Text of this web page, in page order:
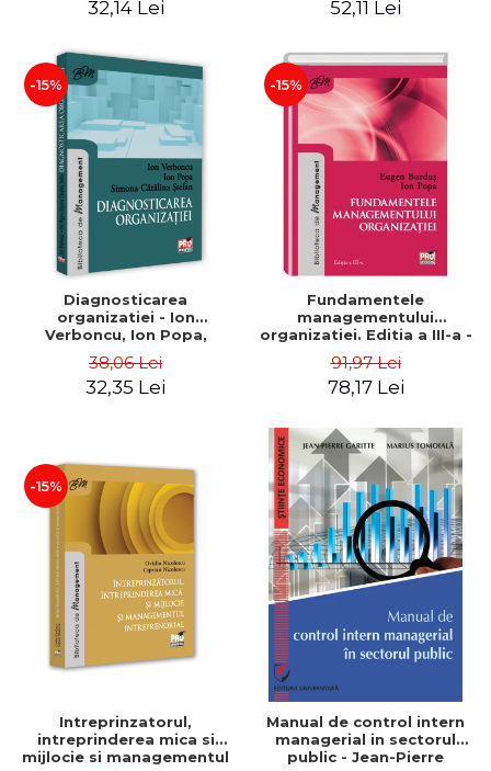
32,14 Lei 52,11 Lei
-15%
Diagnosticarea
organizatiei - Ion
Verboncu, Ion Popa,
38,06 Lei
32,35 Lei
-15%
Fundamentele
managementului
organizatiei. Editia a III-a -
91,97 Lei
78,17 Lei
-15%
Intreprinzatorul,
intreprinderea mica si
mijlocie si managementul
Manual de control intern
managerial in sectorul
public - Jean-Pierre